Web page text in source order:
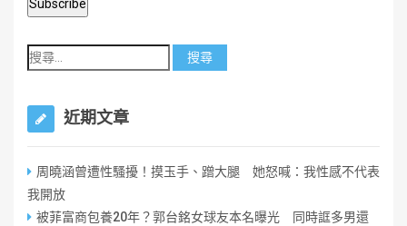
近期文章
周曉涵曾遭性騷擾！摸玉手、蹭大腿 她怒喊：我性感不代表
我開放
被菲富商包養20年？郭台銘女球友本名曝光 同時誆多男還